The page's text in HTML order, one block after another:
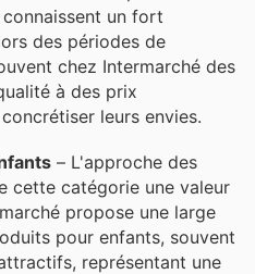
un fort
des périodes de
chez Intermarché des
à des prix
leurs envies.
– L'approche des
cette catégorie une valeur
propose une large
pour enfants, souvent
représentant une